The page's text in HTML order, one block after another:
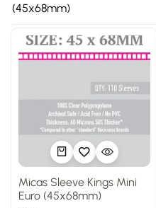
(45x68mm)
Micas Sleeve Kings Mini
Euro (45x68mm)